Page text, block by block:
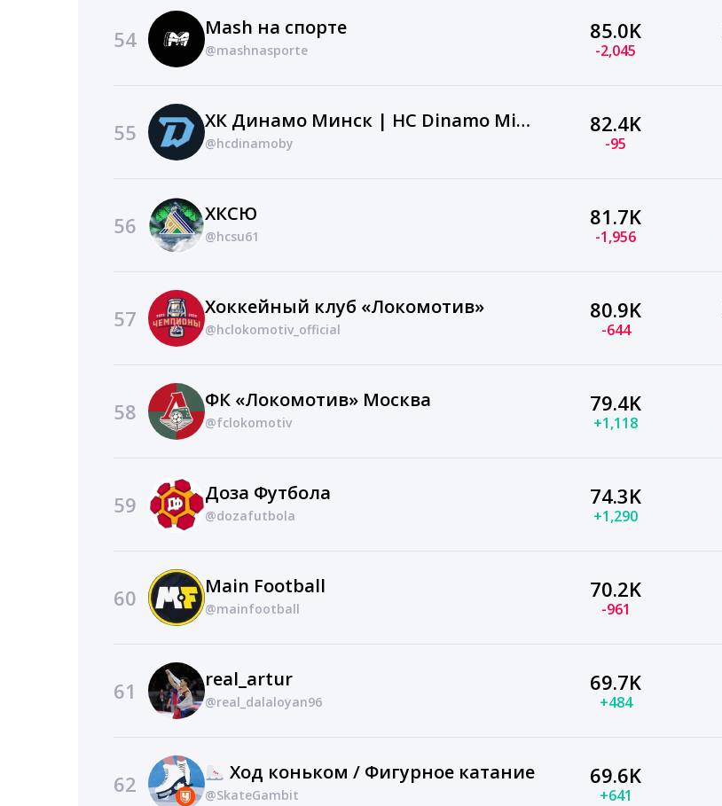
54 Mash на спорте
@mashnasporte
85.0K
-2,045
55 ХК Динамо Минск | HC Dinamo Minsk
@hcdinamoby
82.4K
-95
56 ХКСЮ
@hcsu61
81.7K
-1,956
57 Хоккейный клуб «Локомотив»
@hclokomotiv_official
80.9K
-644
58 ФК «Локомотив» Москва
@fclokomotiv
79.4K
+1,118
59 Доза Футбола
@dozafutbola
74.3K
+1,290
60 Main Football
@mainfootball
70.2K
-961
61 real_artur
@real_dalaloyan96
69.7K
+484
62 Ход коньком / Фигурное катание
@SkateGambit
69.6K
+641